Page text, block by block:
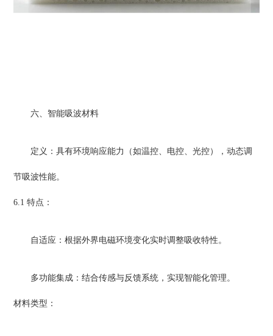
六、智能吸波材料
定义：具有环境响应能力（如温控、电控、光控），动态调
节吸波性能。
6.1 特点：
自适应：根据外界电磁环境变化实时调整吸收特性。
多功能集成：结合传感与反馈系统，实现智能化管理。
材料类型：